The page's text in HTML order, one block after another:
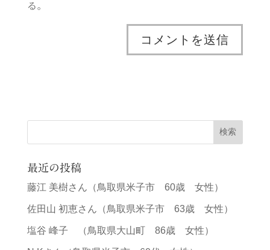
る。
最近の投稿
藤江 美樹さん（鳥取県米子市 60歳 女性）
佐田山 初恵さん（鳥取県米子市 63歳 女性）
塩谷 峰子 （鳥取県大山町 86歳 女性）